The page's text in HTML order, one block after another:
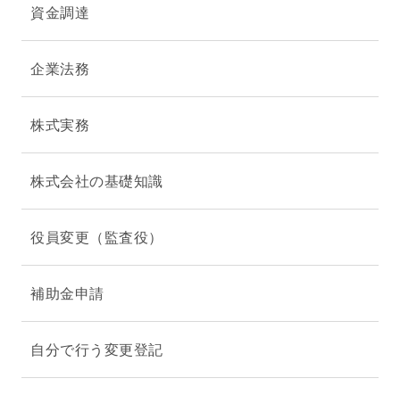
資金調達
企業法務
株式実務
株式会社の基礎知識
役員変更（監査役）
補助金申請
自分で行う変更登記